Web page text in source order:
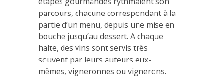
parcours, chacune correspondant à la
partie d’un menu, depuis une mise en
bouche jusqu’au dessert. A chaque
halte, des vins sont servis très
souvent par leurs auteurs eux-
mêmes, vigneronnes ou vignerons.